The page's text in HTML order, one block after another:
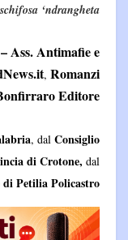
‘ndrangheta
Ass. Antimafie e
, Romanzi
Editore
, dal Consiglio
di Crotone, dal
di Petilia Policastro